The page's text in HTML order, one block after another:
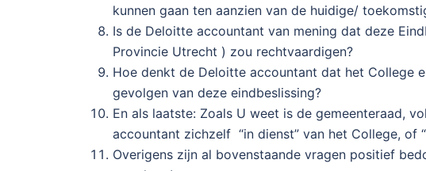
kunnen gaan ten aanzien van de huidige/
Is de Deloitte accountant van mening dat deze
Provincie Utrecht ) zou rechtvaardigen?
Hoe denkt de Deloitte accountant dat het College
gevolgen van deze eindbeslissing?
En als laatste: Zoals U weet is de gemeenteraad,
accountant zichzelf “in dienst” van het College, of
Overigens zijn al bovenstaande vragen positief